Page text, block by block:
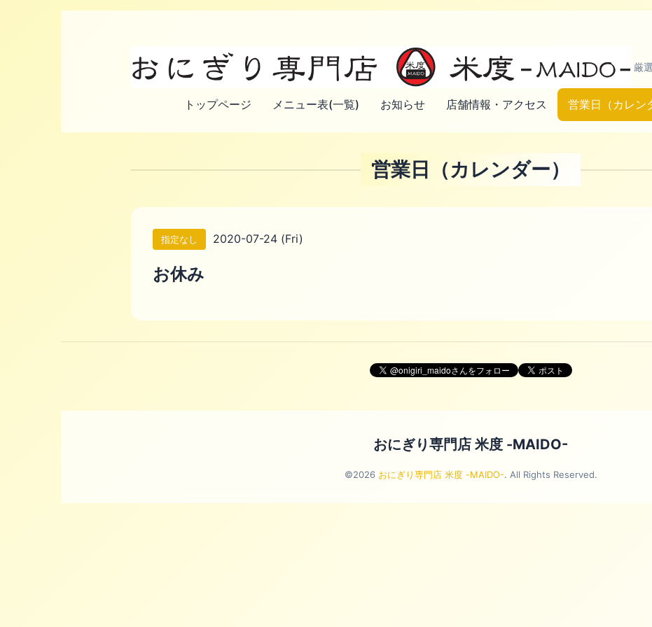
厳
トップページ メニュー表(一覧) お知らせ 店舗情報・アクセス 営業日（カレン
営業日（カレンダー）
指定なし 2020-07-24 (Fri)
お休み
おにぎり専門店 米度 -MAIDO-
©2026 おにぎり専門店 米度 -MAIDO-. All Rights Reserved.